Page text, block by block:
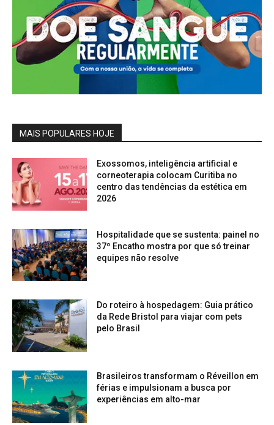
MAIS POPULARES HOJE
Exossomos, inteligência artificial e
corneoterapia colocam Curitiba no
centro das tendências da estética em
2026
Hospitalidade que se sustenta: painel no
37º Encatho mostra por que só treinar
equipes não resolve
Do roteiro à hospedagem: Guia prático
da Rede Bristol para viajar com pets
pelo Brasil
Brasileiros transformam o Réveillon em
férias e impulsionam a busca por
experiências em alto-mar